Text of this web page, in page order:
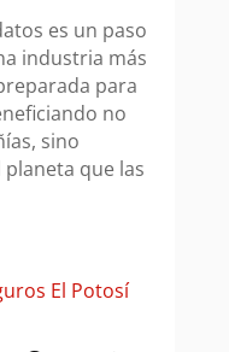
es un paso
industria más
para
no
sino
que las
El Potosí